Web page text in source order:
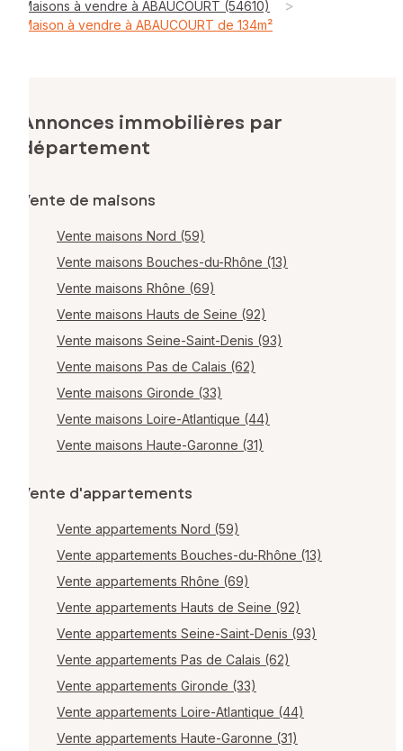
Maisons à vendre à ABAUCOURT (54610) >
Maison à vendre à ABAUCOURT de 134m²
Annonces immobilières par
département
Vente de maisons
Vente maisons Nord (59)
Vente maisons Bouches-du-Rhône (13)
Vente maisons Rhône (69)
Vente maisons Hauts de Seine (92)
Vente maisons Seine-Saint-Denis (93)
Vente maisons Pas de Calais (62)
Vente maisons Gironde (33)
Vente maisons Loire-Atlantique (44)
Vente maisons Haute-Garonne (31)
Vente d'appartements
Vente appartements Nord (59)
Vente appartements Bouches-du-Rhône (13)
Vente appartements Rhône (69)
Vente appartements Hauts de Seine (92)
Vente appartements Seine-Saint-Denis (93)
Vente appartements Pas de Calais (62)
Vente appartements Gironde (33)
Vente appartements Loire-Atlantique (44)
Vente appartements Haute-Garonne (31)